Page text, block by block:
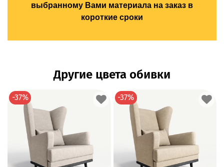
выбранному Вами материала на заказ в
короткие сроки
Другие цвета обивки
-37% -37%